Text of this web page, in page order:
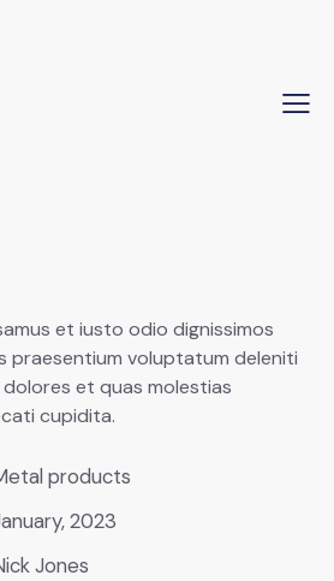
et iusto odio dignissimos
praesentium voluptatum deleniti
et quas molestias
cupidita.
products
2023
Jones